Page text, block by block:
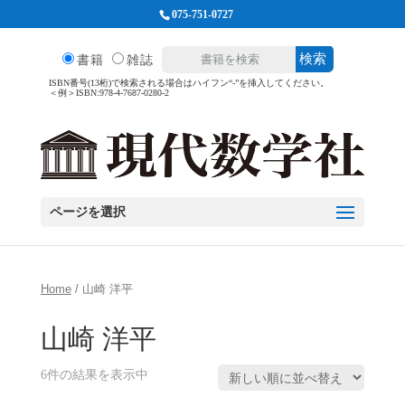
075-751-0727
書籍 雑誌 検索
ISBN番号(13桁)で検索される場合はハイフン“-”を挿入してください。
＜例＞ISBN:978-4-7687-0280-2
ページを選択
Home/ 山崎 洋平
山崎 洋平
6件の結果を表示中